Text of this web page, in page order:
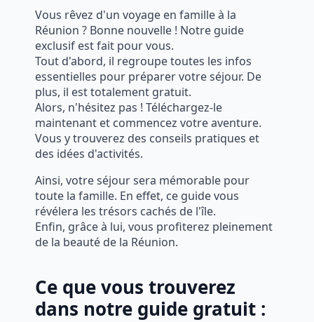
Vous rêvez d'un voyage en famille à la
Réunion ? Bonne nouvelle ! Notre guide
exclusif est fait pour vous.
Tout d'abord, il regroupe toutes les infos
essentielles pour préparer votre séjour. De
plus, il est totalement gratuit.
Alors, n'hésitez pas ! Téléchargez-le
maintenant et commencez votre aventure.
Vous y trouverez des conseils pratiques et
des idées d'activités.
Ainsi, votre séjour sera mémorable pour
toute la famille. En effet, ce guide vous
révélera les trésors cachés de l'île.
Enfin, grâce à lui, vous profiterez pleinement
de la beauté de la Réunion.
Ce que vous trouverez
dans notre guide gratuit :